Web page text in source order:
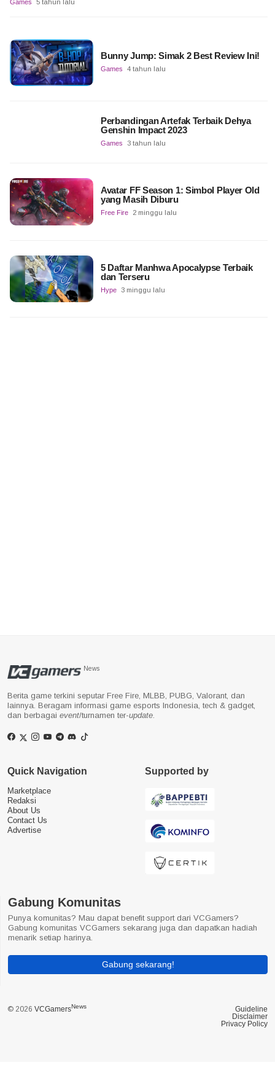
Games 5 tahun lalu
Bunny Jump: Simak 2 Best Review Ini!
Games 4 tahun lalu
Perbandingan Artefak Terbaik Dehya
Genshin Impact 2023
Games 3 tahun lalu
Avatar FF Season 1: Simbol Player Old
yang Masih Diburu
Free Fire 2 minggu lalu
5 Daftar Manhwa Apocalypse Terbaik
dan Terseru
Hype 3 minggu lalu
News
Berita game terkini seputar Free Fire, MLBB, PUBG, Valorant, dan
lainnya. Beragam informasi game esports Indonesia, tech & gadget,
dan berbagai event/turnamen ter-update
Quick Navigation
Marketplace
Redaksi
About Us
Contact Us
Advertise
Supported by
Gabung Komunitas
Punya komunitas? Mau dapat benefit support dari VCGamers?
Gabung komunitas VCGamers sekarang juga dan dapatkan hadiah
menarik setiap harinya.
Gabung sekarang!
© 2026 VCGamersNews
Guideline
Disclaimer
Privacy Policy